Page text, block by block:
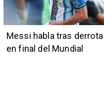
Messi habla tras derrota
en final del Mundial